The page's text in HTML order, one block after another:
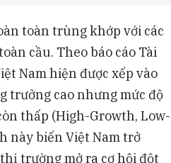
toàn trùng khớp với các
cầu. Theo báo cáo Tài
Nam hiện được xếp vào
trưởng cao nhưng mức độ
thấp (High-Growth, Low-
này biến Việt Nam trở
trường mở ra cơ hội đột